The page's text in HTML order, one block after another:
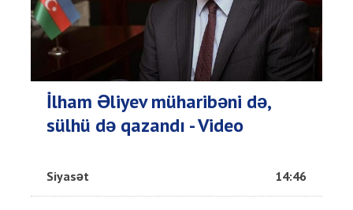
İlham Əliyev müharibəni də,
sülhü də qazandı - Video
Siyasət 14:46